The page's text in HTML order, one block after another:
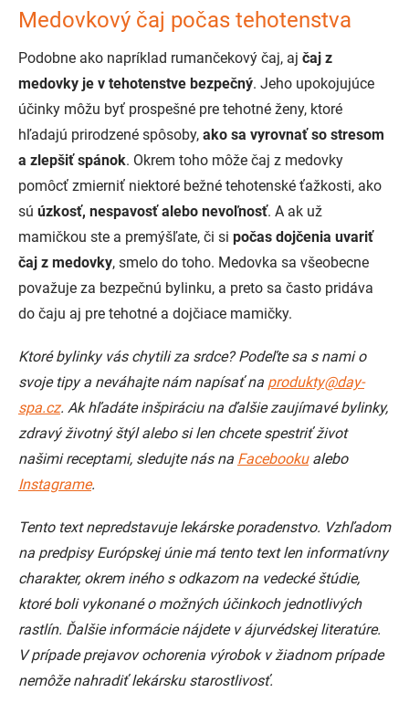
Medovkový čaj počas tehotenstva
Podobne ako napríklad rumančekový čaj, aj čaj z
medovky je v tehotenstve bezpečný. Jeho upokojujúce
účinky môžu byť prospešné pre tehotné ženy, ktoré
hľadajú prirodzené spôsoby, ako sa vyrovnať so stresom
a zlepšiť spánok. Okrem toho môže čaj z medovky
pomôcť zmierniť niektoré bežné tehotenské ťažkosti, ako
sú úzkosť, nespavosť alebo nevoľnosť. A ak už
mamičkou ste a premýšľate, či si počas dojčenia uvariť
čaj z medovky, smelo do toho. Medovka sa všeobecne
považuje za bezpečnú bylinku, a preto sa často pridáva
do čaju aj pre tehotné a dojčiace mamičky.
Ktoré bylinky vás chytili za srdce? Podeľte sa s nami o
svoje tipy a neváhajte nám napísať na produkty@day-
spa.cz. Ak hľadáte inšpiráciu na ďalšie zaujímavé bylinky,
zdravý životný štýl alebo si len chcete spestriť život
našimi receptami, sledujte nás na Facebookualebo
Instagrame.
Tento text nepredstavuje lekárske poradenstvo. Vzhľadom
na predpisy Európskej únie má tento text len informatívny
charakter, okrem iného s odkazom na vedecké štúdie,
ktoré boli vykonané o možných účinkoch jednotlivých
rastlín. Ďalšie informácie nájdete v ájurvédskej literatúre.
V prípade prejavov ochorenia výrobok v žiadnom prípade
nemôže nahradiť lekársku starostlivosť.